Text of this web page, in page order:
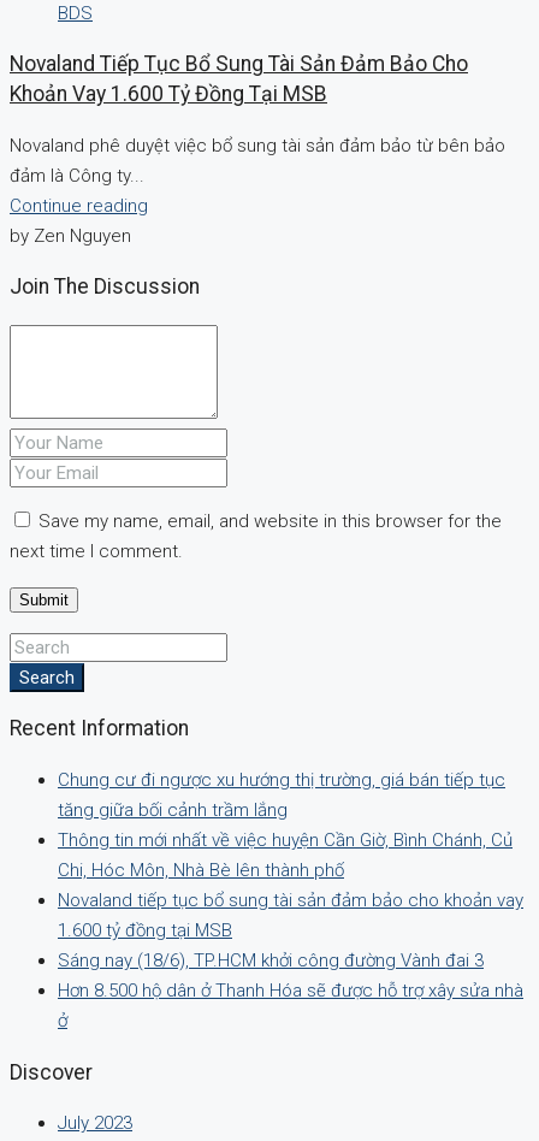
BDS
Novaland Tiếp Tục Bổ Sung Tài Sản Đảm Bảo Cho
Khoản Vay 1.600 Tỷ Đồng Tại MSB
Novaland phê duyệt việc bổ sung tài sản đảm bảo từ bên bảo
đảm là Công ty...
Continue reading
by Zen Nguyen
Join The Discussion
Save my name, email, and website in this browser for the
next time I comment.
Search
Recent Information
Chung cư đi ngược xu hướng thị trường, giá bán tiếp tục
tăng giữa bối cảnh trầm lắng
Thông tin mới nhất về việc huyện Cần Giờ, Bình Chánh, Củ
Chi, Hóc Môn, Nhà Bè lên thành phố
Novaland tiếp tục bổ sung tài sản đảm bảo cho khoản vay
1.600 tỷ đồng tại MSB
Sáng nay (18/6), TP.HCM khởi công đường Vành đai 3
Hơn 8.500 hộ dân ở Thanh Hóa sẽ được hỗ trợ xây sửa nhà
ở
Discover
July 2023